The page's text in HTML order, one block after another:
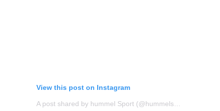
View this post on Instagram